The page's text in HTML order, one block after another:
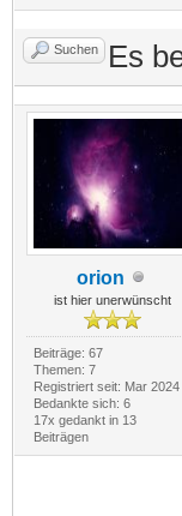
Suchen Es
orion
ist hier unerwünscht
Beiträge: 67
Themen: 7
Registriert seit: Mar 2024
Bedankte sich: 6
17x gedankt in 13
Beiträgen